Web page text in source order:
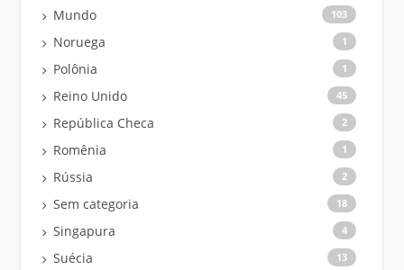
Mundo 103
Noruega 1
Polônia 1
Reino Unido 45
República Checa 2
Romênia 1
Rússia 2
Sem categoria 18
Singapura 4
Suécia 13